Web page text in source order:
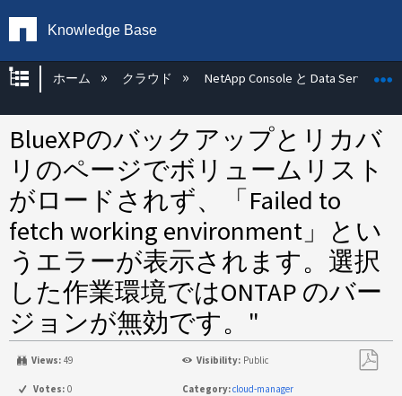
Knowledge Base
グローバル階層を展開/折りたたむ
ホーム クラウド NetApp Console と Data Services
BlueXPのバックアップとリカバ
リのページでボリュームリスト
がロードされず、「Failed to
fetch working environment」とい
うエラーが表示されます。選択
した作業環境ではONTAP のバー
ジョンが無効です。"
Views: 49 Visibility: Public
Votes: 0 Category:cloud-manager